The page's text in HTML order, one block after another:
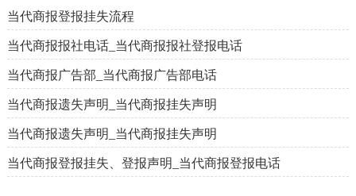
当代商报登报挂失流程
当代商报报社电话_当代商报报社登报电话
当代商报广告部_当代商报广告部电话
当代商报遗失声明_当代商报挂失声明
当代商报遗失声明_当代商报挂失声明
当代商报登报挂失、登报声明_当代商报登报电话